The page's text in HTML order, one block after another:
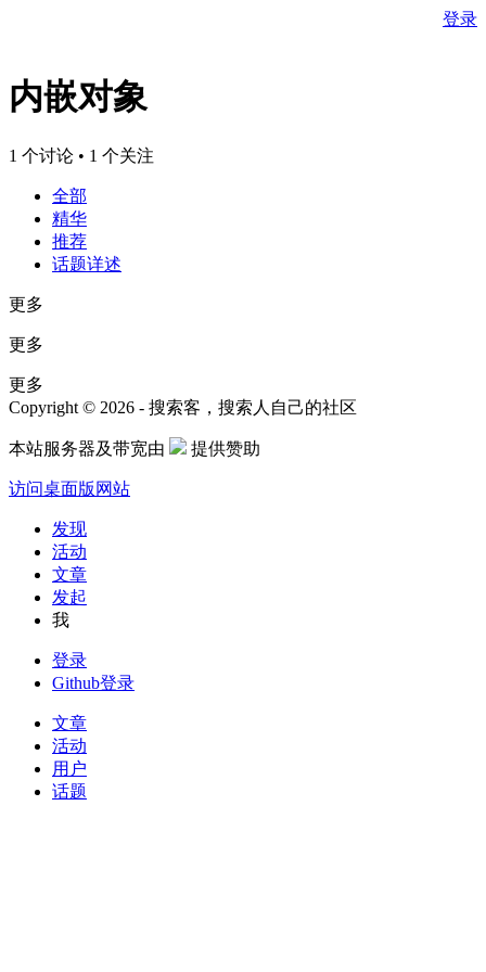
登录
内嵌对象
1 个讨论 • 1 个关注
全部
精华
推荐
话题详述
更多
更多
更多
Copyright © 2026 - 搜索客，搜索人自己的社区
本站服务器及带宽由 提供赞助
访问桌面版网站
发现
活动
文章
发起
我
登录
Github登录
文章
活动
用户
话题